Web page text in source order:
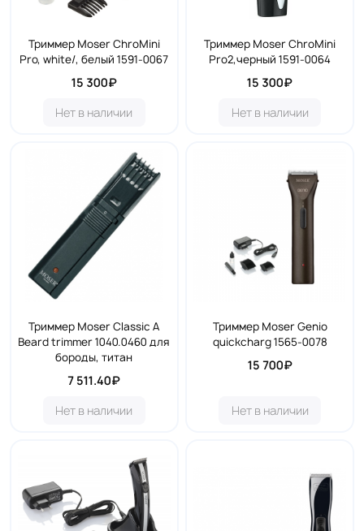
Триммер Moser ChroMini
Pro, white/, белый 1591-0067
15 300₽
Нет в наличии
Триммер Moser ChroMini
Pro2,черный 1591-0064
15 300₽
Нет в наличии
Триммер Moser Classic A
Beard trimmer 1040.0460 для
бороды, титан
7 511.40₽
Нет в наличии
Триммер Moser Genio
quickcharg 1565-0078
15 700₽
Нет в наличии